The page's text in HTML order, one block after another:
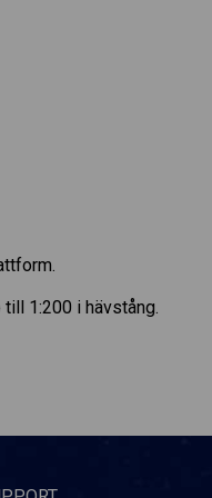
1:200 i hävstång.